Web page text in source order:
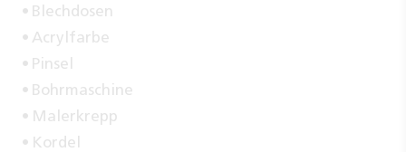
Blechdosen
Acrylfarbe
Pinsel
Bohrmaschine
Malerkrepp
Kordel